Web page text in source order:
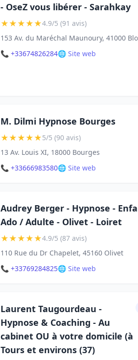
- OseZ vous libérer - Sarahkay
★★★★★4.9/5 (91 avis)
153 Av. du Maréchal Maunoury, 41000
📞 +33674826284🌐 Site web
M. Dilmi Hypnose Bourges
★★★★★5/5 (90 avis)
13 Av. Louis XI, 18000 Bourges
📞 +33666983580🌐 Site web
Audrey Berger - Hypnose -
Ado / Adulte - Olivet - Loiret
★★★★★4.9/5 (87 avis)
110 Rue du Dr Chapelet, 45160 Olivet
📞 +33769284825🌐 Site web
Laurent Taugourdeau -
Hypnose & Coaching - Au
cabinet OU à votre domicile (à
Tours et environs (37)